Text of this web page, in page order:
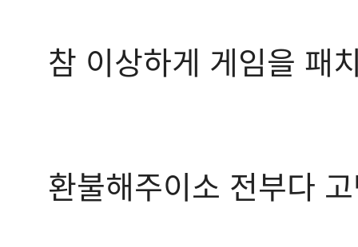
참 이상하게 게임을 패
환불해주이소 전부다